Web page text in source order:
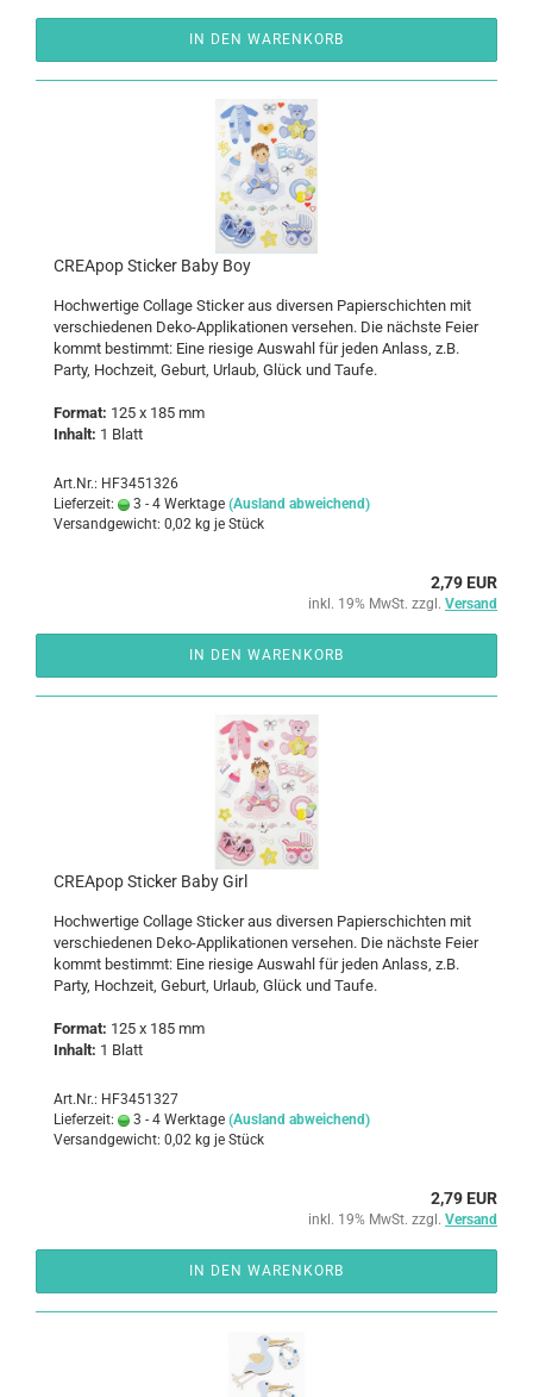
IN DEN WARENKORB
CREA­pop Sti­cker Baby Boy
Hoch­wer­ti­ge Col­la­ge Sti­cker aus di­ver­sen Pa­pier­schich­ten mit
ver­schie­de­nen Deko-​Applikationen ver­se­hen. Die nächs­te Feier
kommt be­stimmt: Eine rie­si­ge Aus­wahl für jeden An­lass, z.B.
Party, Hoch­zeit, Ge­burt, Ur­laub, Glück und Taufe.
For­mat: 125 x 185 mm
In­halt: 1 Blatt
Art.Nr.: HF3451326
Lieferzeit:
3 - 4 Werktage (Ausland abweichend)
Versandgewicht: 0,02 kg je Stück
2,79 EUR
inkl. 19% MwSt. zzgl. Versand
IN DEN WARENKORB
CREA­pop Sti­cker Baby Girl
Hoch­wer­ti­ge Col­la­ge Sti­cker aus di­ver­sen Pa­pier­schich­ten mit
ver­schie­de­nen Deko-​Applikationen ver­se­hen. Die nächs­te Feier
kommt be­stimmt: Eine rie­si­ge Aus­wahl für jeden An­lass, z.B.
Party, Hoch­zeit, Ge­burt, Ur­laub, Glück und Taufe.
For­mat: 125 x 185 mm
In­halt: 1 Blatt
Art.Nr.: HF3451327
Lieferzeit:
3 - 4 Werktage (Ausland abweichend)
Versandgewicht: 0,02 kg je Stück
2,79 EUR
inkl. 19% MwSt. zzgl. Versand
IN DEN WARENKORB